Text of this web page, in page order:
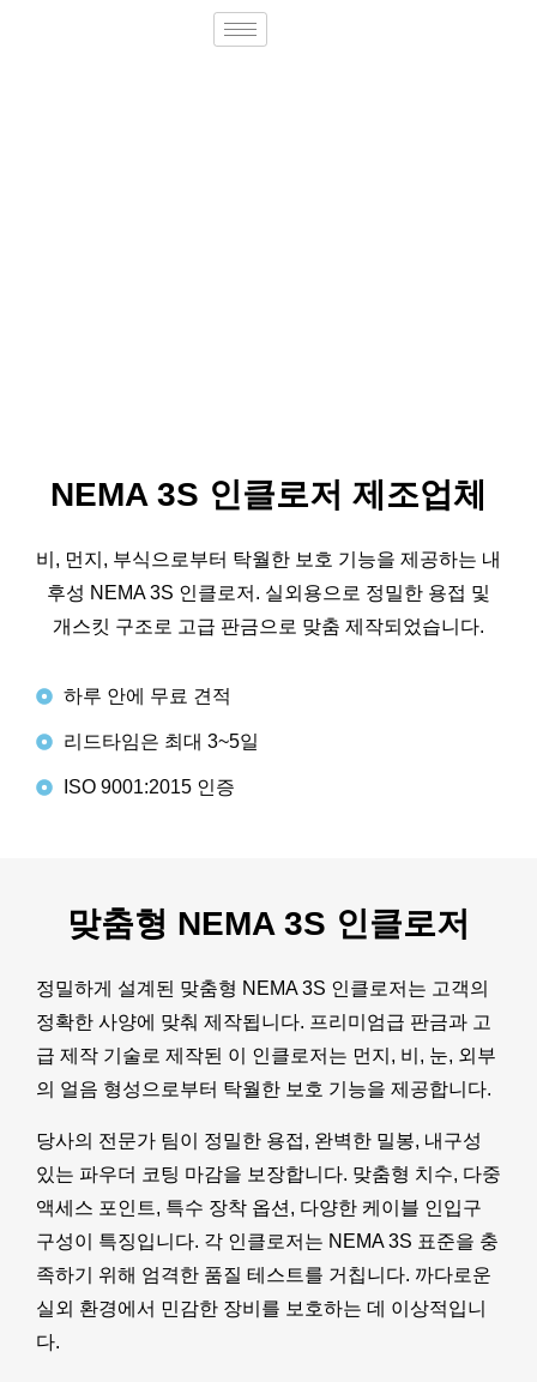
NEMA 3S 인클로저 제조업체
비, 먼지, 부식으로부터 탁월한 보호 기능을 제공하는 내
후성 NEMA 3S 인클로저. 실외용으로 정밀한 용접 및
개스킷 구조로 고급 판금으로 맞춤 제작되었습니다.
하루 안에 무료 견적
리드타임은 최대 3~5일
ISO 9001:2015 인증
맞춤형 NEMA 3S 인클로저
정밀하게 설계된 맞춤형 NEMA 3S 인클로저는 고객의
정확한 사양에 맞춰 제작됩니다. 프리미엄급 판금과 고
급 제작 기술로 제작된 이 인클로저는 먼지, 비, 눈, 외부
의 얼음 형성으로부터 탁월한 보호 기능을 제공합니다.
당사의 전문가 팀이 정밀한 용접, 완벽한 밀봉, 내구성
있는 파우더 코팅 마감을 보장합니다. 맞춤형 치수, 다중
액세스 포인트, 특수 장착 옵션, 다양한 케이블 인입구
구성이 특징입니다. 각 인클로저는 NEMA 3S 표준을 충
족하기 위해 엄격한 품질 테스트를 거칩니다. 까다로운
실외 환경에서 민감한 장비를 보호하는 데 이상적입니
다.